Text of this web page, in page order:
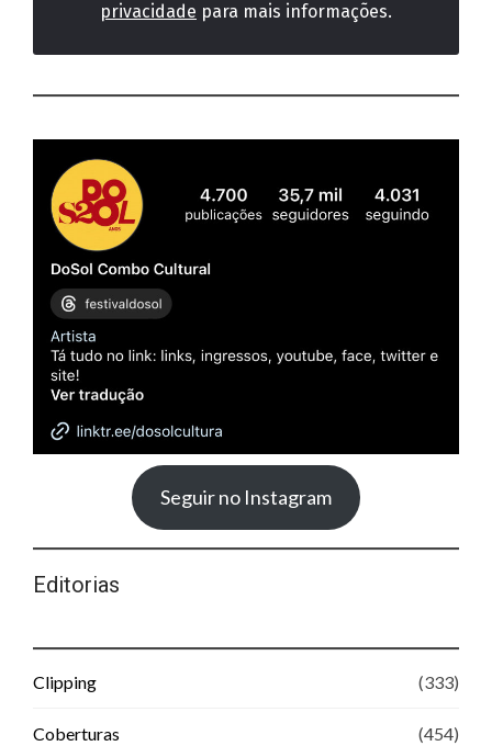
privacidade para mais informações.
Seguir no Instagram
Editorias
Clipping (333)
Coberturas (454)